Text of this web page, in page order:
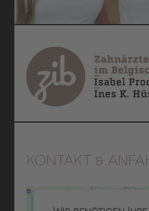
KONTAKT &